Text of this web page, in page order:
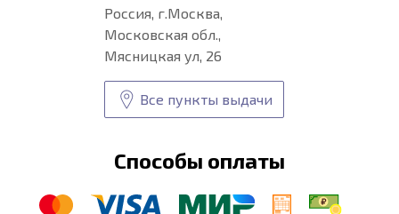
Россия, г.Москва,
Московская обл.,
Мясницкая ул, 26
Все пункты выдачи
Способы оплаты